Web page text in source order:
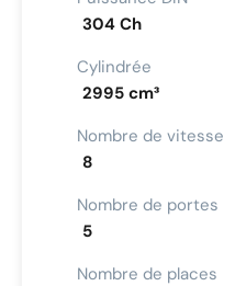
304 Ch
Cylindrée
2995 cm³
Nombre de vitesse
8
Nombre de portes
5
Nombre de places